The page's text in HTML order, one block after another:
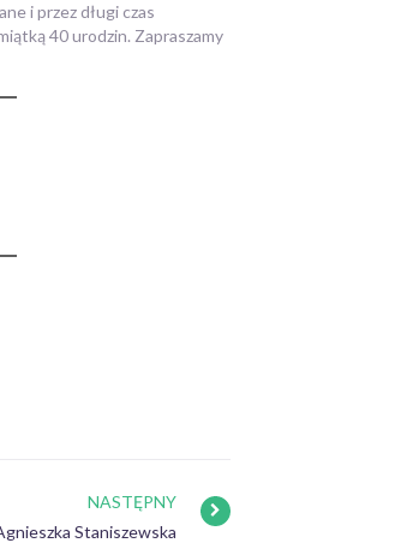
i przez długi czas
40 urodzin. Zapraszamy
NASTĘPNY
Staniszewska